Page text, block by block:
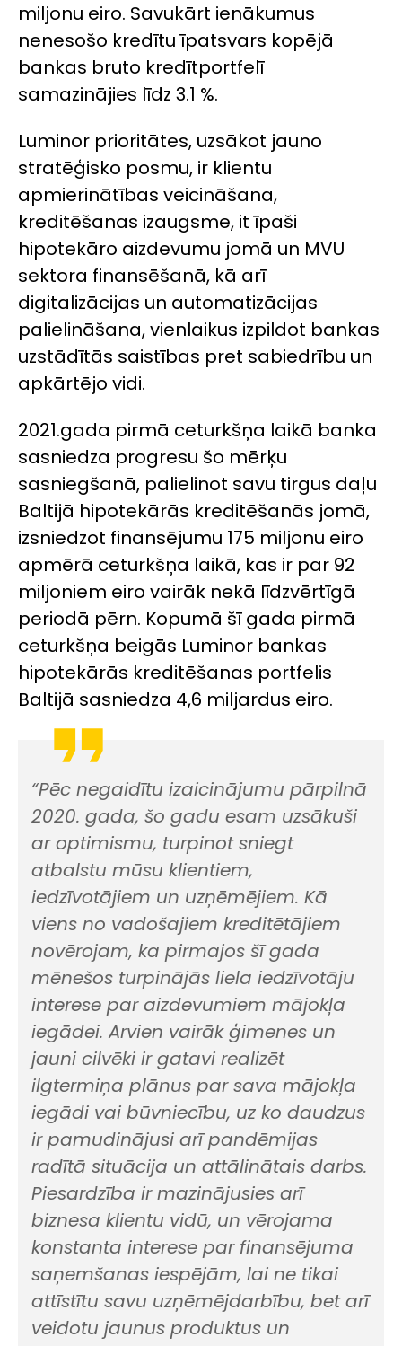
miljonu eiro. Savukārt ienākumus
nenesošo kredītu īpatsvars kopējā
bankas bruto kredītportfelī
samazinājies līdz 3.1 %.
Luminor prioritātes, uzsākot jauno
stratēģisko posmu, ir klientu
apmierinātības veicināšana,
kreditēšanas izaugsme, it īpaši
hipotekāro aizdevumu jomā un MVU
sektora finansēšanā, kā arī
digitalizācijas un automatizācijas
palielināšana, vienlaikus izpildot bankas
uzstādītās saistības pret sabiedrību un
apkārtējo vidi.
2021.gada pirmā ceturkšņa laikā banka
sasniedza progresu šo mērķu
sasniegšanā, palielinot savu tirgus daļu
Baltijā hipotekārās kreditēšanās jomā,
izsniedzot finansējumu 175 miljonu eiro
apmērā ceturkšņa laikā, kas ir par 92
miljoniem eiro vairāk nekā līdzvērtīgā
periodā pērn. Kopumā šī gada pirmā
ceturkšņa beigās Luminor bankas
hipotekārās kreditēšanas portfelis
Baltijā sasniedza 4,6 miljardus eiro.
“Pēc negaidītu izaicinājumu pārpilnā
2020. gada, šo gadu esam uzsākuši
ar optimismu, turpinot sniegt
atbalstu mūsu klientiem,
iedzīvotājiem un uzņēmējiem. Kā
viens no vadošajiem kreditētājiem
novērojam, ka pirmajos šī gada
mēnešos turpinājās liela iedzīvotāju
interese par aizdevumiem mājokļa
iegādei. Arvien vairāk ģimenes un
jauni cilvēki ir gatavi realizēt
ilgtermiņa plānus par sava mājokļa
iegādi vai būvniecību, uz ko daudzus
ir pamudinājusi arī pandēmijas
radītā situācija un attālinātais darbs.
Piesardzība ir mazinājusies arī
biznesa klientu vidū, un vērojama
konstanta interese par finansējuma
saņemšanas iespējām, lai ne tikai
attīstītu savu uzņēmējdarbību, bet arī
veidotu jaunus produktus un